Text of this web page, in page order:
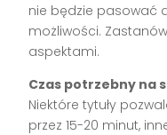
nie będzie pasować
możliwości.
aspektami.
Czas potrzebny na
Niektóre tytuły
przez 15-20 minut,